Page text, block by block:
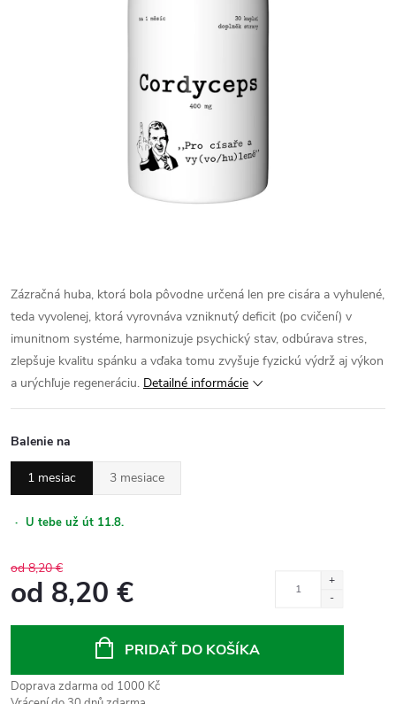
Zázračná huba, ktorá bola pôvodne určená len pre cisára a vyhulené,
teda vyvolenej, ktorá vyrovnáva vzniknutý deficit (po cvičení) v
imunitnom systéme, harmonizuje psychický stav, odbúrava stres,
zlepšuje kvalitu spánku a vďaka tomu zvyšuje fyzickú výdrž aj výkon
a urýchľuje regeneráciu. Detailné informácie
Balenie na
1 mesiac 3 mesiace
· U tebe už út 11.8.
od 8,20 €
od 8,20 €
PRIDAŤ DO KOŠÍKA
Doprava zdarma od 1000 Kč